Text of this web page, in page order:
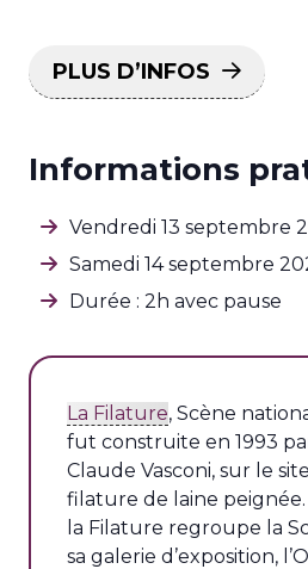
PLUS D’INFOS
Informations
Vendredi 13 septembre
Samedi 14 septembre
Durée : 2h avec pause
La Filature, Scène
fut construite en 1993
Claude Vasconi, sur le
filature de laine
la Filature regroupe la
sa galerie d’exposition,